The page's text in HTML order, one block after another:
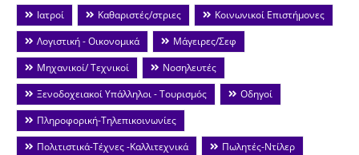
Ιατροί
Καθαριστές/στριες
Κοινωνικοί Επιστήμονες
Λογιστική - Οικονομικά
Μάγειρες/Σεφ
Μηχανικοί/ Τεχνικοί
Νοσηλευτές
Ξενοδοχειακοί Υπάλληλοι - Τουρισμός
Οδηγοί
Πληροφορική-Τηλεπικοινωνίες
Πολιτιστικά-Τέχνες -Καλλιτεχνικά
Πωλητές-Ντίλερ